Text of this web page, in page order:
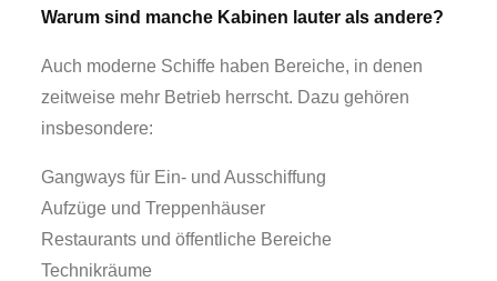
Warum sind manche Kabinen lauter als andere?
Auch moderne Schiffe haben Bereiche, in denen
zeitweise mehr Betrieb herrscht. Dazu gehören
insbesondere:
Gangways für Ein- und Ausschiffung
Aufzüge und Treppenhäuser
Restaurants und öffentliche Bereiche
Technikräume